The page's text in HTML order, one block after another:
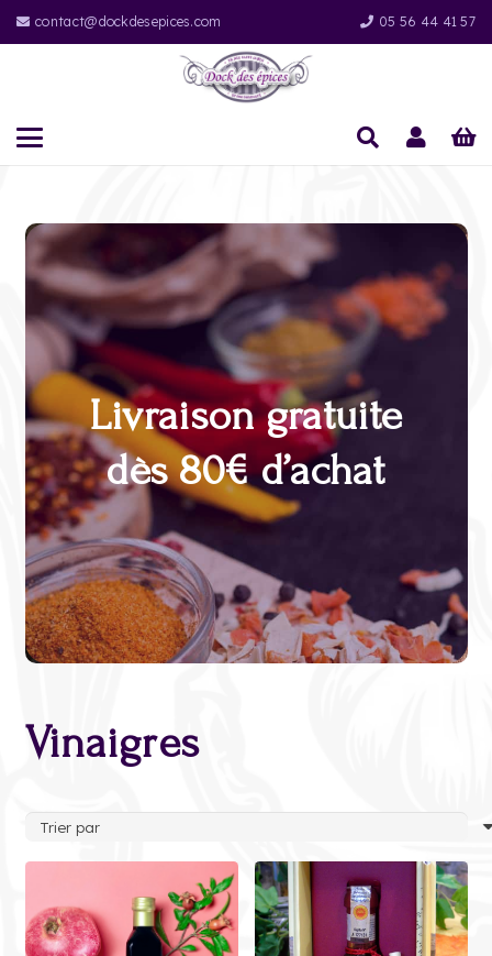
contact@dockdesepices.com 05 56 44 41 57
Livraison gratuite
dès 80€ d’achat
Vinaigres